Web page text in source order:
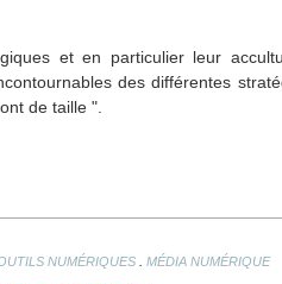
et en particulier leur
des différentes
de taille ".
NUMÉRIQUES MÉDIA NUMÉRIQUE